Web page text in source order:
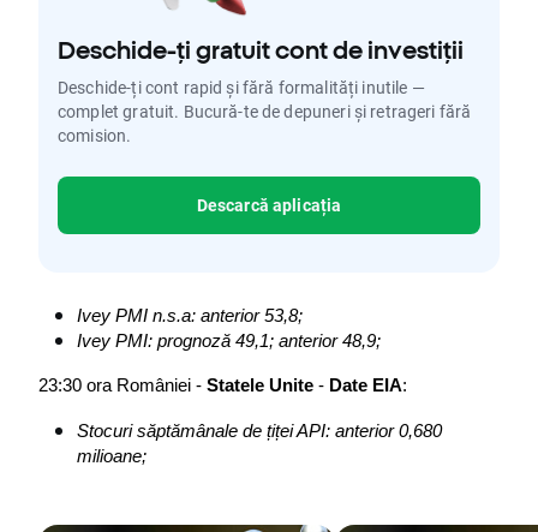
Deschide-ți gratuit cont de investiții
Deschide-ți cont rapid și fără formalități inutile —
complet gratuit. Bucură-te de depuneri și retrageri fără
comision.
Descarcă aplicația
Ivey PMI n.s.a: anterior 53,8;
Ivey PMI: prognoză 49,1; anterior 48,9;
23:30 ora României - Statele Unite - Date EIA:
Stocuri săptămânale de țiței API: anterior 0,680
milioane;